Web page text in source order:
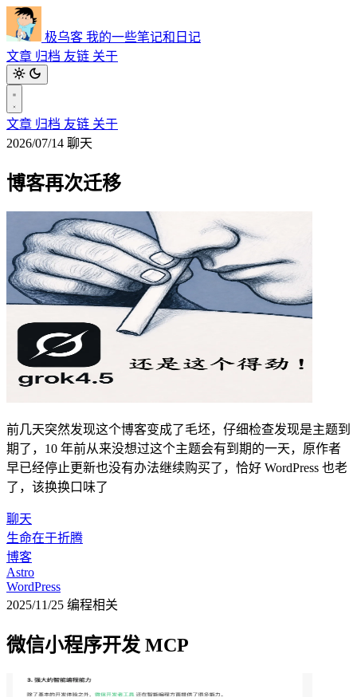
极乌客 我的一些笔记和日记
文章 归档 友链 关于
文章 归档 友链 关于
2026/07/14 聊天
博客再次迁移
前几天突然发现这个博客变成了毛坯，仔细检查发现是主题到
期了，10 年前从来没想过这个主题会有到期的一天，原作者
早已经停止更新也没有办法继续购买了，恰好 WordPress 也老
了，该换换口味了
聊天
生命在于折腾
博客
Astro
WordPress
2025/11/25 编程相关
微信小程序开发 MCP